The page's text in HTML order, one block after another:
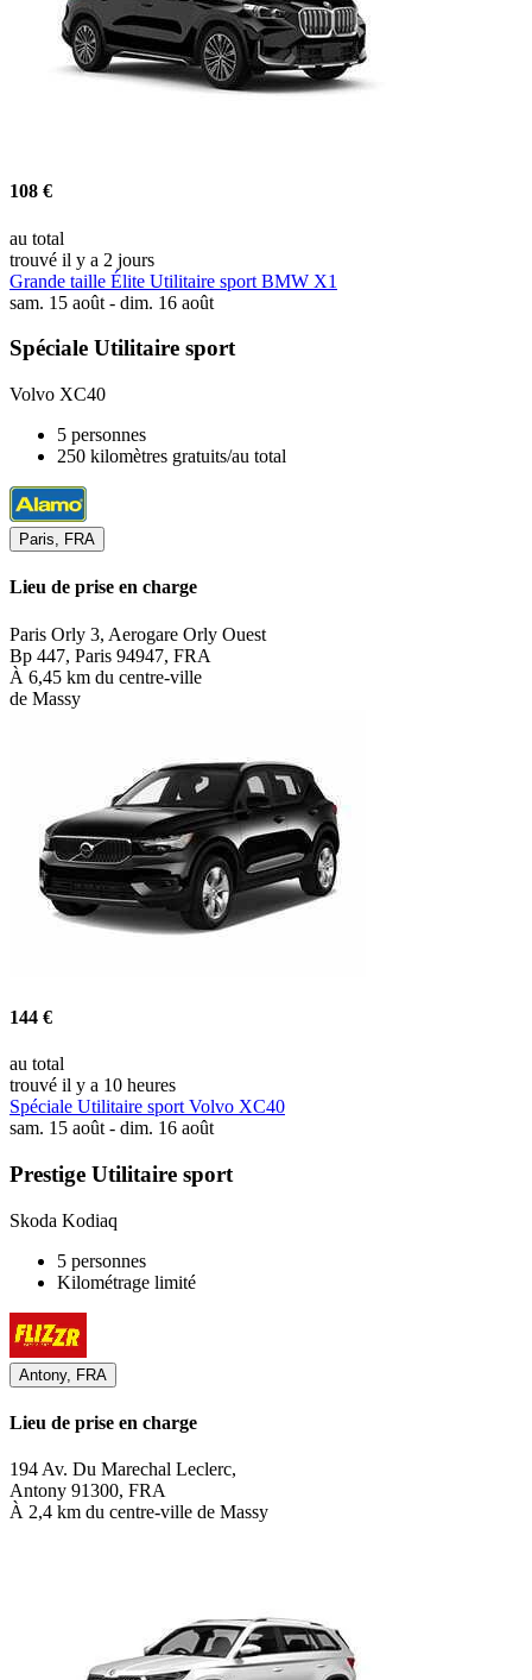
108 €
au total
trouvé il y a 2 jours
Grande taille Élite Utilitaire sport BMW X1
sam. 15 août - dim. 16 août
Spéciale Utilitaire sport
Volvo XC40
5 personnes
250 kilomètres gratuits/au total
Paris, FRA
Lieu de prise en charge
Paris Orly 3, Aerogare Orly Ouest
Bp 447, Paris 94947, FRA
À 6,45 km du centre-ville
de Massy
144 €
au total
trouvé il y a 10 heures
Spéciale Utilitaire sport Volvo XC40
sam. 15 août - dim. 16 août
Prestige Utilitaire sport
Skoda Kodiaq
5 personnes
Kilométrage limité
Antony, FRA
Lieu de prise en charge
194 Av. Du Marechal Leclerc,
Antony 91300, FRA
À 2,4 km du centre-ville de Massy